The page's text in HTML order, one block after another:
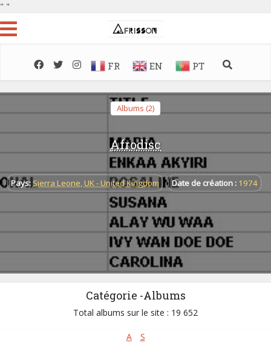
" "
FR EN PT
Albums (2)
Afrodisc
Pays: Sierra Leone, UK - United Kingdom Date de création : 1974
Catégorie -Albums
Total albums sur le site : 19 652
A S